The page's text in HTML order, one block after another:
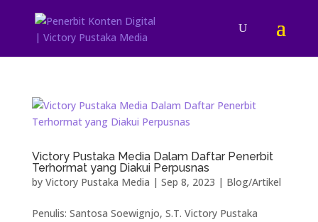
Victory Pustaka Media Dalam Daftar Penerbit
Terhormat yang Diakui Perpusnas
by Victory Pustaka Media | Sep 8, 2023 | Blog/Artikel
Penulis: Santosa Soewignjo, S.T. Victory Pustaka